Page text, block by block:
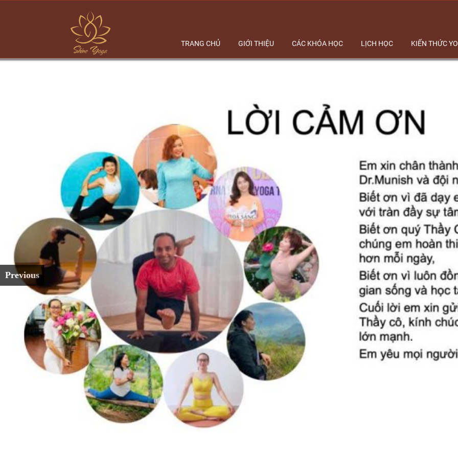
TRANG CHỦ GIỚI THIỆU CÁC KHÓA HỌC LỊCH HỌC KIẾN THỨC
Previous